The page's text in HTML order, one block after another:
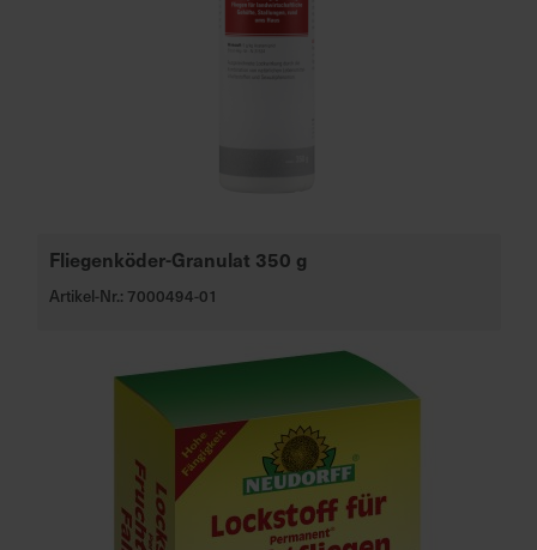
Fliegenköder-Granulat 350 g
Artikel-Nr.: 7000494-01